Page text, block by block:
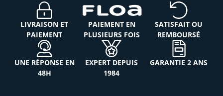
LIVRAISON ET
PAIEMENT
PAIEMENT EN
PLUSIEURS FOIS
SATISFAIT OU
REMBOURSÉ
UNE RÉPONSE EN
48H
EXPERT DEPUIS
1984
GARANTIE 2 ANS